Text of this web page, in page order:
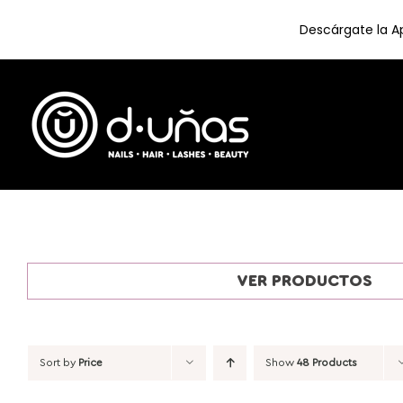
content
VER PRODUCTOS
Sort by Price Show 48 Products
Descárgate la